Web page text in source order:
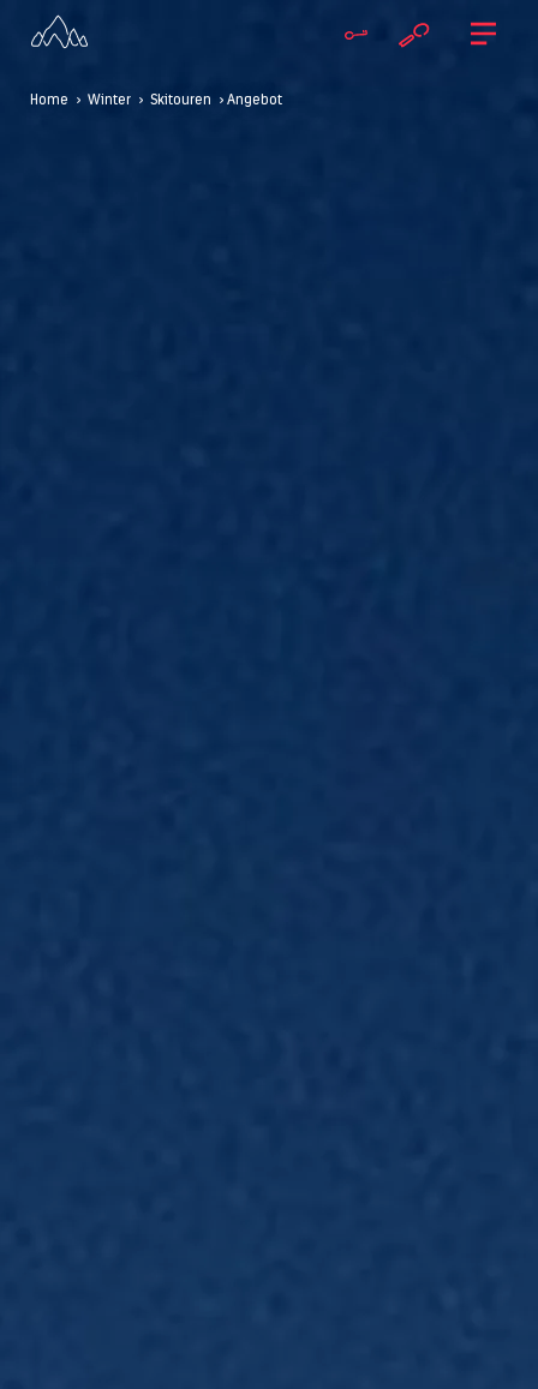
Home > Winter > Skitouren > Angebot